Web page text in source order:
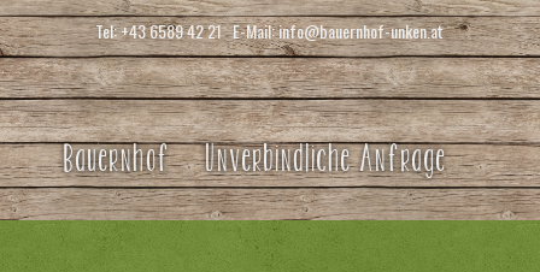
Tel:+43 6589 42 21E-Mail:info@bauernhof-unken.at
Bauernhof Unverbindliche Anfrage